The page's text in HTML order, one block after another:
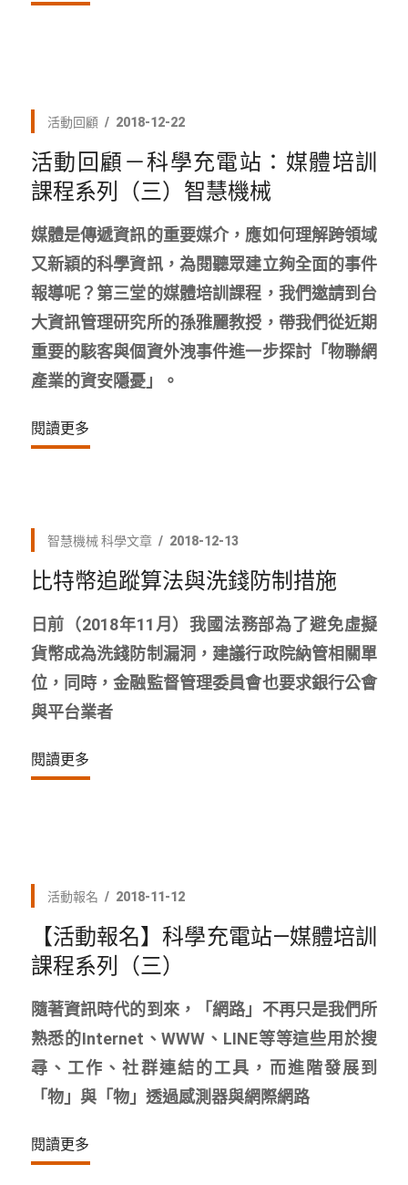
活動回顧 2018-12-22
活動回顧－科學充電站：媒體培訓
課程系列（三）智慧機械
媒體是傳遞資訊的重要媒介，應如何理解跨領域
又新穎的科學資訊，為閱聽眾建立夠全面的事件
報導呢？第三堂的媒體培訓課程，我們邀請到台
大資訊管理研究所的孫雅麗教授，帶我們從近期
重要的駭客與個資外洩事件進一步探討「物聯網
產業的資安隱憂」。
閱讀更多
智慧機械 科學文章 2018-12-13
比特幣追蹤算法與洗錢防制措施
日前（2018年11月）我國法務部為了避免虛擬
貨幣成為洗錢防制漏洞，建議行政院納管相關單
位，同時，金融監督管理委員會也要求銀行公會
與平台業者
閱讀更多
活動報名 2018-11-12
【活動報名】科學充電站—媒體培訓
課程系列（三）
隨著資訊時代的到來，「網路」不再只是我們所
熟悉的Internet、WWW、LINE等等這些用於搜
尋、工作、社群連結的工具，而進階發展到
「物」與「物」透過感測器與網際網路
閱讀更多